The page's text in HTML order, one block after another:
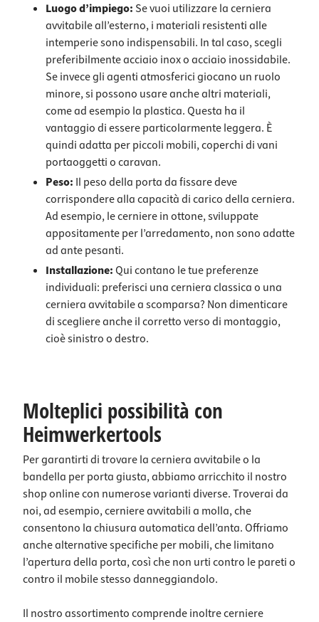
Luogo d’impiego: Se vuoi utilizzare la cerniera
avvitabile all’esterno, i materiali resistenti alle
intemperie sono indispensabili. In tal caso, scegli
preferibilmente acciaio inox o acciaio inossidabile.
Se invece gli agenti atmosferici giocano un ruolo
minore, si possono usare anche altri materiali,
come ad esempio la plastica. Questa ha il
vantaggio di essere particolarmente leggera. È
quindi adatta per piccoli mobili, coperchi di vani
portaoggetti o caravan.
Peso: Il peso della porta da fissare deve
corrispondere alla capacità di carico della cerniera.
Ad esempio, le cerniere in ottone, sviluppate
appositamente per l’arredamento, non sono adatte
ad ante pesanti.
Installazione:Qui contano le tue preferenze
individuali: preferisci una cerniera classica o una
cerniera avvitabile a scomparsa? Non dimenticare
di scegliere anche il corretto verso di montaggio,
cioè sinistro o destro.
Molteplici possibilità con
Heimwerkertools
Per garantirti di trovare la cerniera avvitabile o la
bandella per porta giusta, abbiamo arricchito il nostro
shop online con numerose varianti diverse. Troverai da
noi, ad esempio, cerniere avvitabili a molla, che
consentono la chiusura automatica dell’anta. Offriamo
anche alternative specifiche per mobili, che limitano
l’apertura della porta, così che non urti contro le pareti o
contro il mobile stesso danneggiandolo.
Il nostro assortimento comprende inoltre cerniere